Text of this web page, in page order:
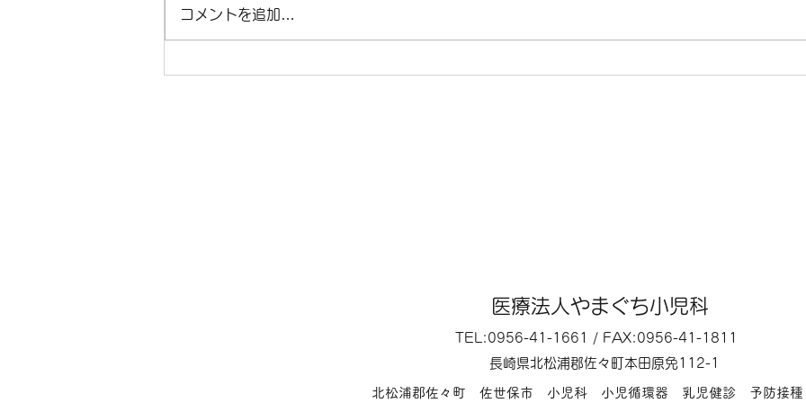
診です。 11日（山の日）祝日に
8月20日（木曜）第3木曜日のた
の診療になります。
コメントを追加…
医療法人やまぐち小児科
TEL:0956-41-1661 / FAX:0956-41-1811
長崎県北松浦郡佐々町本田原免112-1
​北松浦郡佐々町 佐世保市 小児科 小児循環器 乳児健診 予防接種